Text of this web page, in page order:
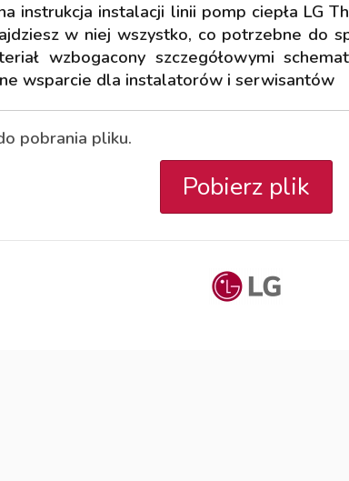
instrukcja instalacji linii pomp ciepła LG
w niej wszystko, co potrzebne do
wzbogacony szczegółowymi
wsparcie dla instalatorów i serwisantów
pobrania pliku.
Pobierz plik